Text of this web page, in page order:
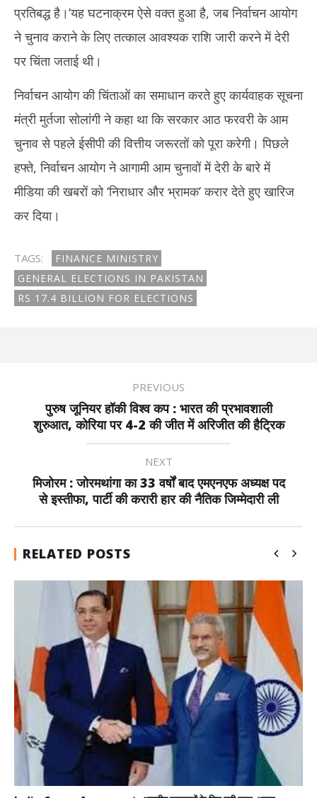
प्रतिबद्ध है।’यह घटनाक्रम ऐसे वक्त हुआ है, जब निर्वाचन आयोग
ने चुनाव कराने के लिए तत्काल आवश्यक राशि जारी करने में देरी
पर चिंता जताई थी।
निर्वाचन आयोग की चिंताओं का समाधान करते हुए कार्यवाहक सूचना
मंत्री मुर्तजा सोलांगी ने कहा था कि सरकार आठ फरवरी के आम
चुनाव से पहले ईसीपी की वित्तीय जरूरतों को पूरा करेगी। पिछले
हफ्ते, निर्वाचन आयोग ने आगामी आम चुनावों में देरी के बारे में
मीडिया की खबरों को ‘निराधार और भ्रामक’ करार देते हुए खारिज
कर दिया।
TAGS:
FINANCE MINISTRY
GENERAL ELECTIONS IN PAKISTAN
RS 17.4 BILLION FOR ELECTIONS
PREVIOUS
पुरुष जूनियर हॉकी विश्व कप : भारत की प्रभावशाली
शुरुआत, कोरिया पर 4-2 की जीत में अरिजीत की हैट्रिक
NEXT
मिजोरम : जोरमथांगा का 33 वर्षों बाद एमएनएफ अध्यक्ष पद
से इस्तीफा, पार्टी की करारी हार की नैतिक जिम्मेदारी ली
RELATED POSTS